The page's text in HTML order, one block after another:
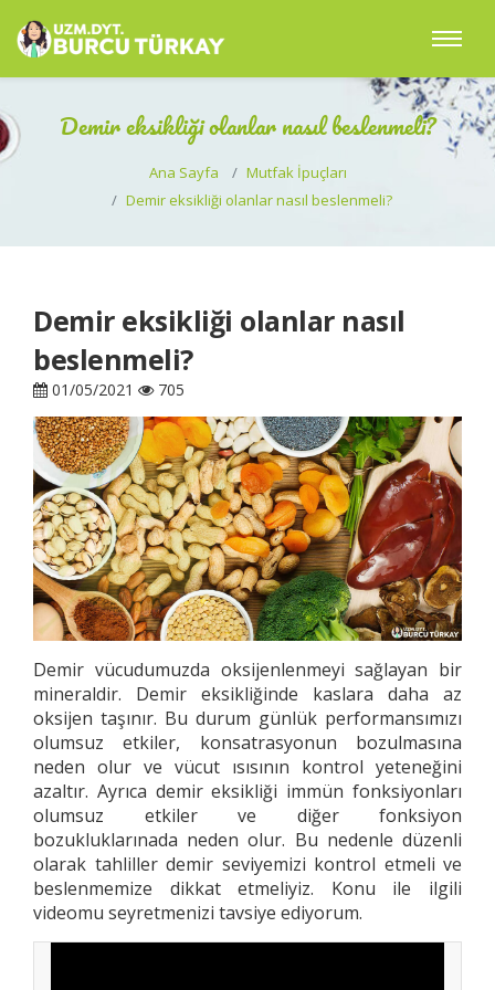
Demir eksikliği olanlar nasıl beslenmeli?
Ana Sayfa
Mutfak İpuçları
Demir eksikliği olanlar nasıl beslenmeli?
Demir eksikliği olanlar nasıl
beslenmeli?
01/05/2021 705
Demir vücudumuzda oksijenlenmeyi sağlayan bir
mineraldir. Demir eksikliğinde kaslara daha az
oksijen taşınır. Bu durum günlük performansımızı
olumsuz etkiler, konsatrasyonun bozulmasına
neden olur ve vücut ısısının kontrol yeteneğini
azaltır. Ayrıca demir eksikliği immün fonksiyonları
olumsuz etkiler ve diğer fonksiyon
bozukluklarınada neden olur. Bu nedenle düzenli
olarak tahliller demir seviyemizi kontrol etmeli ve
beslenmemize dikkat etmeliyiz. Konu ile ilgili
videomu seyretmenizi tavsiye ediyorum.